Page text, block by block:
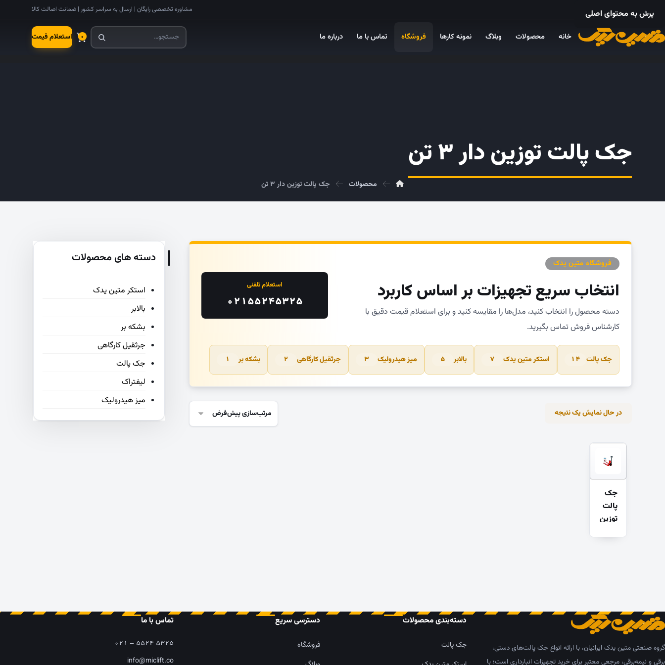
۰۲۱ – ۵۵۲۴ ۵۳۲۵ مشاوره تخصصی رایگان | ارسال به سراسر کشور | ضمانت اصالت کالا
خانه محصولات وبلاگ نمونه کارها فروشگاه تماس با ما درباره ما ۰ استعلام قیمت
پرش به محتوای اصلی
جک پالت توزین دار ۳ تن
محصولات جک پالت توزین دار ۳ تن
فروشگاه متین یدک
انتخاب سریع تجهیزات بر اساس کاربرد
دسته محصول را انتخاب کنید، مدل‌ها را مقایسه کنید و برای استعلام قیمت دقیق با
کارشناس فروش تماس بگیرید.
استعلام تلفنی
۰۲۱۵۵۲۴۵۳۲۵
جک پالت ۱۴ استکر متین یدک ۷ بالابر ۵ میز هیدرولیک ۳ جرثقیل کارگاهی ۲ بشکه بر ۱
در حال نمایش یک نتیجه
جک
پالت
توزین
دسته های محصولات
استکر متین یدک
بالابر
بشکه بر
جرثقیل کارگاهی
جک پالت
لیفتراک
میز هیدرولیک
گروه صنعتی متین یدک ایرانیان، با ارائه انواع جک پالت‌های دستی،
برقی و نیمه‌برقی، مرجعی معتبر برای خرید تجهیزات انبارداری است؛ با
دسته‌بندی محصولات
جک پالت
دسترسی سریع
فروشگاه
تماس با ما
۰۲۱ – ۵۵۲۴ ۵۳۲۵
info@miclift.co